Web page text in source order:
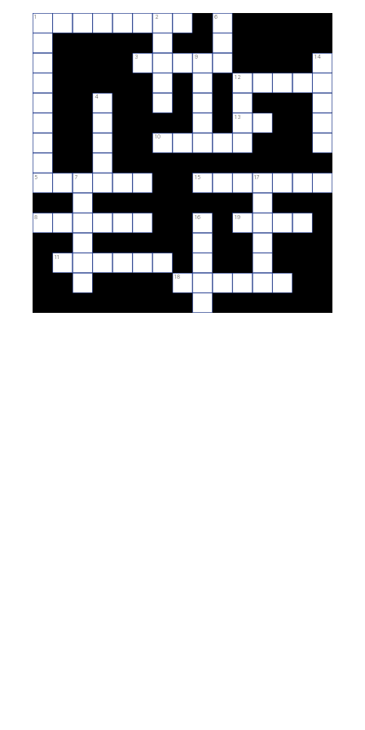
1 2 6
3 9 14
12
4
13
10
5 7 15 17
8 16 19
11
18